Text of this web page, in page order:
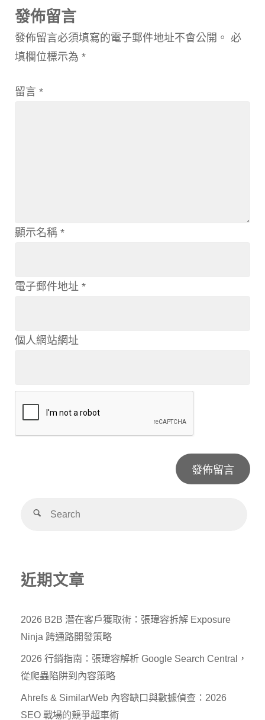
發佈留言
發佈留言必須填寫的電子郵件地址不會公開。 必
填欄位標示為 *
留言 *
顯示名稱 *
電子郵件地址 *
個人網站網址
近期文章
2026 B2B 潛在客戶獲取術：張瑋容拆解 Exposure
Ninja 跨通路開發策略
2026 行銷指南：張瑋容解析 Google Search Central，
從爬蟲陷阱到內容策略
Ahrefs & SimilarWeb 內容缺口與數據偵查：2026
SEO 戰場的競爭超車術